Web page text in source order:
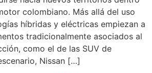
colombiano. Más allá del uso
híbridas y eléctricas empiezan a
tradicionalmente asociados al
como el de las SUV de
Nissan […]